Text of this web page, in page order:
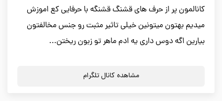
کانالمون پر از حرف های قشنگ قشنگه با حرفایی کع اموزش
میدیم بهتون میتونین خیلی تاثیر مثبت رو جنس مخالفتون
بیارین اگه دوس داری یه ادم ماهر تو زبون ریختن...
مشاهده کانال تلگرام